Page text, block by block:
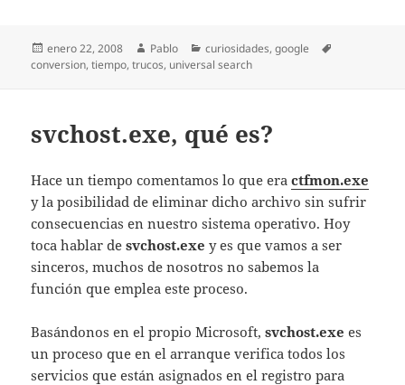
Publicado
el
enero 22, 2008 Autor
Pablo Categorías
curiosidades,google
conversion,tiempo,trucos, universal search
svchost.exe, qué es?
Hace un tiempo comentamos lo que eractfmon.exe
y la posibilidad de eliminar dicho archivo sin sufrir
consecuencias en nuestro sistema operativo. Hoy
toca hablar desvchost.exe y es que vamos a ser
sinceros, muchos de nosotros no sabemos la
función que emplea este proceso.
Basándonos en el propio Microsoft,svchost.exe es
un proceso que en el arranque verifica todos los
servicios que están asignados en el registro para